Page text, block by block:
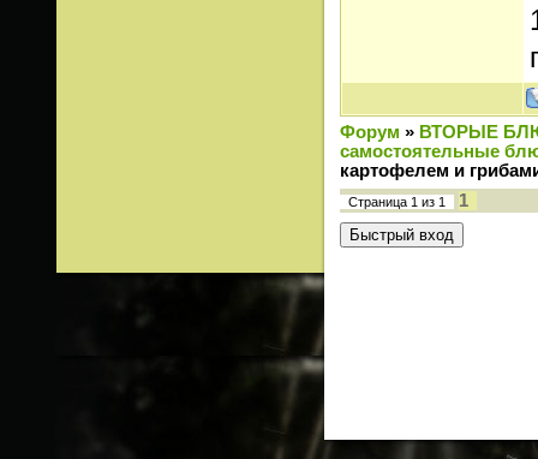
Форум » ВТОРЫЕ
самостоятельные
картофелем и
Страница 1 из 1 1